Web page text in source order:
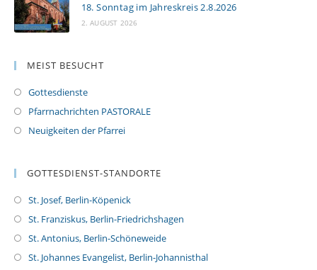
18. Sonntag im Jahreskreis 2.8.2026
2. AUGUST 2026
MEIST BESUCHT
Gottesdienste
Pfarrnachrichten PASTORALE
Neuigkeiten der Pfarrei
GOTTESDIENST-STANDORTE
St. Josef, Berlin-Köpenick
St. Franziskus, Berlin-Friedrichshagen
St. Antonius, Berlin-Schöneweide
St. Johannes Evangelist, Berlin-Johannisthal